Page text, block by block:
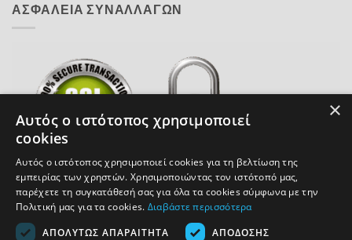
ΑΣΦΑΛΕΙΑ ΣΥΝΑΛΛΑΓΩΝ
COPYRIGHT 2026 ACCESSOIRE.GR
×
Αυτός ο ιστότοπος χρησιμοποιεί
cookies
Αυτός ο ιστότοπος χρησιμοποιεί cookies για τη βελτίωση της
εμπειρίας των χρηστών. Χρησιμοποιώντας τον ιστότοπό μας,
παρέχετε τη συγκατάθεσή σας για όλα τα cookies σύμφωνα με την
Πολιτική μας για τα cookies. Διαβάστε περισσότερα
ΑΠΟΛΎΤΩΣ ΑΠΑΡΑΊΤΗΤΑ
ΑΠΌΔΟΣΗΣ